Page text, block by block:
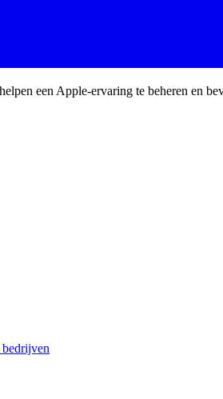
een Apple-ervaring te beheren en